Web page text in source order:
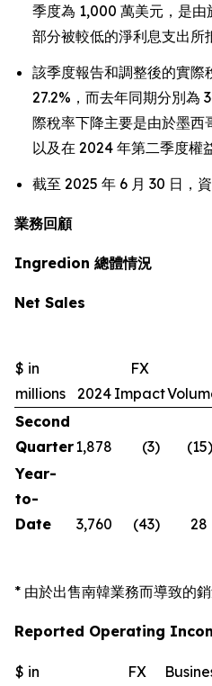
季度為 1,000 萬美元，是由
部分被較低的淨利息支出所
該季度報告和調整後的實際
27.2%，而去年同期分別為
際稅率下降主要是由於墨西
以及在 2024 年第二季度權
截至 2025 年 6 月 30 日，
業務回顧
Ingredion 總體情況
Net Sales
$ in
millions
2024
FX
Impact
Second
Quarter1,878 (3) (15)
Year-
to-
Date
3,760 (43) 28
* 由於出售南韓業務而導致的銷
Reported Operating
$ in
FX